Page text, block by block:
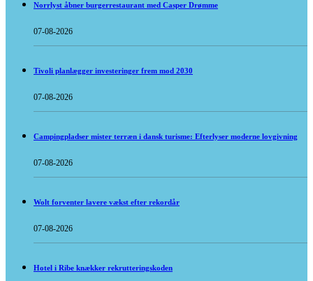
Norrlyst åbner burgerrestaurant med Casper Drømme
07-08-2026
Tivoli planlægger investeringer frem mod 2030
07-08-2026
Campingpladser mister terræn i dansk turisme: Efterlyser moderne lovgivning
07-08-2026
Wolt forventer lavere vækst efter rekordår
07-08-2026
Hotel i Ribe knækker rekrutteringskoden